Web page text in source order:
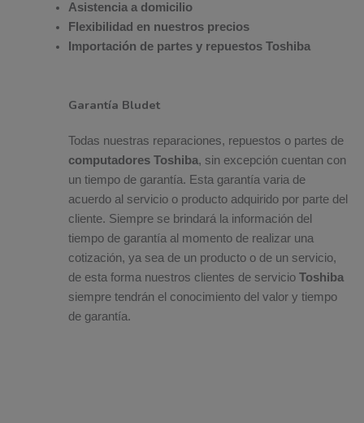
Asistencia a domicilio
Flexibilidad en nuestros precios
Importación de partes y repuestos Toshiba
Garantía Bludet
Todas nuestras reparaciones, repuestos o partes de
computadores Toshiba, sin excepción cuentan con
un tiempo de garantía. Esta garantía varia de
acuerdo al servicio o producto adquirido por parte del
cliente. Siempre se brindará la información del
tiempo de garantía al momento de realizar una
cotización, ya sea de un producto o de un servicio,
de esta forma nuestros clientes de servicio Toshiba
siempre tendrán el conocimiento del valor y tiempo
de garantía.